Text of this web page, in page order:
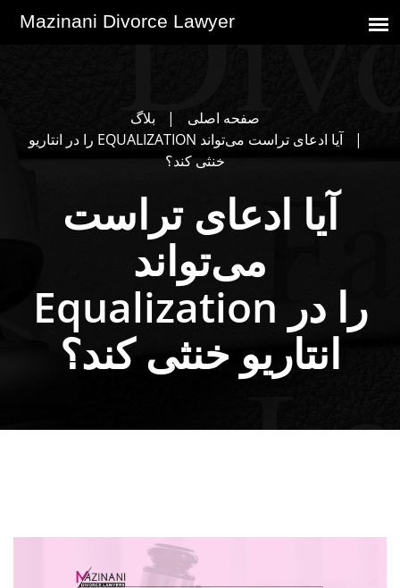
صفحه اصلی
بلاگ
آیا ادعای تراست می‌تواند EQUALIZATION را در انتاریو
خنثی کند؟
آیا ادعای تراست
می‌تواند
Equalization را در
انتاریو خنثی کند؟